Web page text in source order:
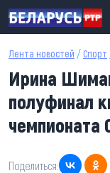
Перейти к основному
Лента новостей / Спорт
Ирина
полуфинал
чемпионата
Поделиться: